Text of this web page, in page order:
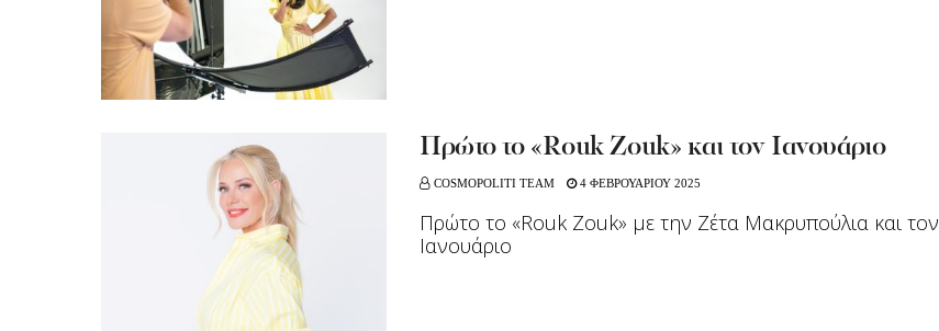
Πρώτο το «Rouk Zouk» και τον Ιανουάριο
COSMOPOLITI TEAM 4 ΦΕΒΡΟΥΑΡΙΟΥ 2025
Πρώτο το «Rouk Zouk» με την Ζέτα Μακρυπούλια και τον
Ιανουάριο